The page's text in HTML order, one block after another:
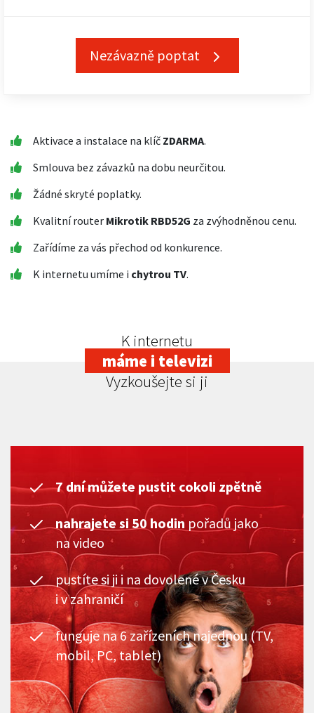
Nezávazně poptat
Aktivace a instalace na klíč ZDARMA.
Smlouva bez závazků na dobu neurčitou.
Žádné skryté poplatky.
Kvalitní router Mikrotik RBD52G za zvýhodněnou cenu.
Zařídíme za vás přechod od konkurence.
K internetu umíme i chytrou TV.
K internetu
máme i televizi
Vyzkoušejte si ji
7 dní můžete pustit cokoli zpětně
nahrajete si 50 hodin pořadů jako
na video
pustíte si ji i na dovolené v Česku
i v zahraničí
funguje na 6 zařízeních najednou (TV,
mobil, PC, tablet)